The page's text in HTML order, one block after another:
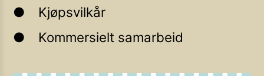
Kjøpsvilkår
Kommersielt samarbeid